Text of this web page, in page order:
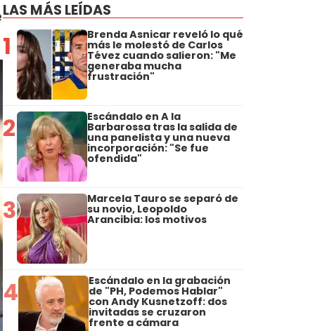
LAS MÁS LEÍDAS
1 Brenda Asnicar reveló lo qué
más le molestó de Carlos
Tévez cuando salieron: "Me
generaba mucha
frustración"
2 Escándalo en A la
Barbarossa tras la salida de
una panelista y una nueva
incorporación: "Se fue
ofendida"
3 Marcela Tauro se separó de
su novio, Leopoldo
Arancibia: los motivos
4 Escándalo en la grabación
de "PH, Podemos Hablar"
con Andy Kusnetzoff: dos
invitadas se cruzaron
frente a cámara